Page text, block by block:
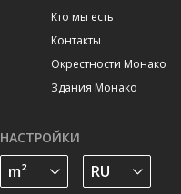
Кто мы есть
Контакты
Окрестности Монако
Здания Монако
НАСТРОЙКИ